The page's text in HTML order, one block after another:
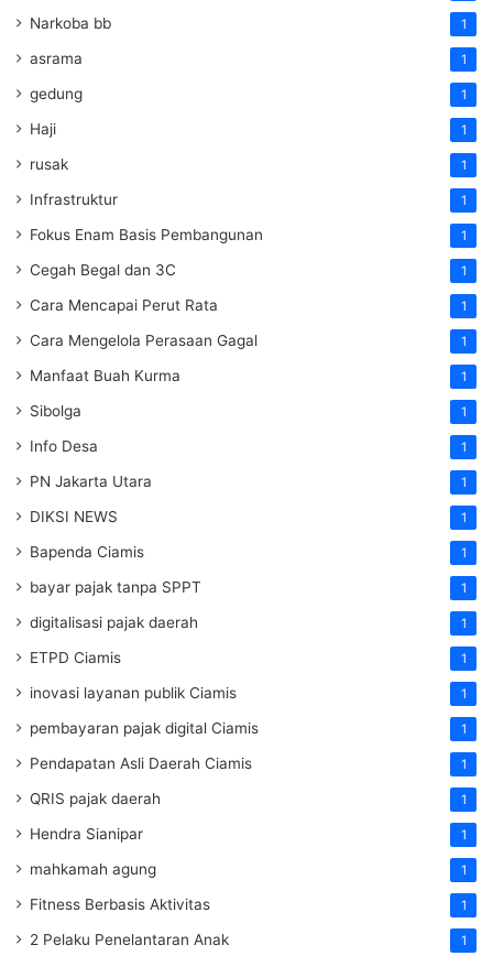
Narkoba bb 1
asrama 1
gedung 1
Haji 1
rusak 1
Infrastruktur 1
Fokus Enam Basis Pembangunan 1
Cegah Begal dan 3C 1
Cara Mencapai Perut Rata 1
Cara Mengelola Perasaan Gagal 1
Manfaat Buah Kurma 1
Sibolga 1
Info Desa 1
PN Jakarta Utara 1
DIKSI NEWS 1
Bapenda Ciamis 1
bayar pajak tanpa SPPT 1
digitalisasi pajak daerah 1
ETPD Ciamis 1
inovasi layanan publik Ciamis 1
pembayaran pajak digital Ciamis 1
Pendapatan Asli Daerah Ciamis 1
QRIS pajak daerah 1
Hendra Sianipar 1
mahkamah agung 1
Fitness Berbasis Aktivitas 1
2 Pelaku Penelantaran Anak 1